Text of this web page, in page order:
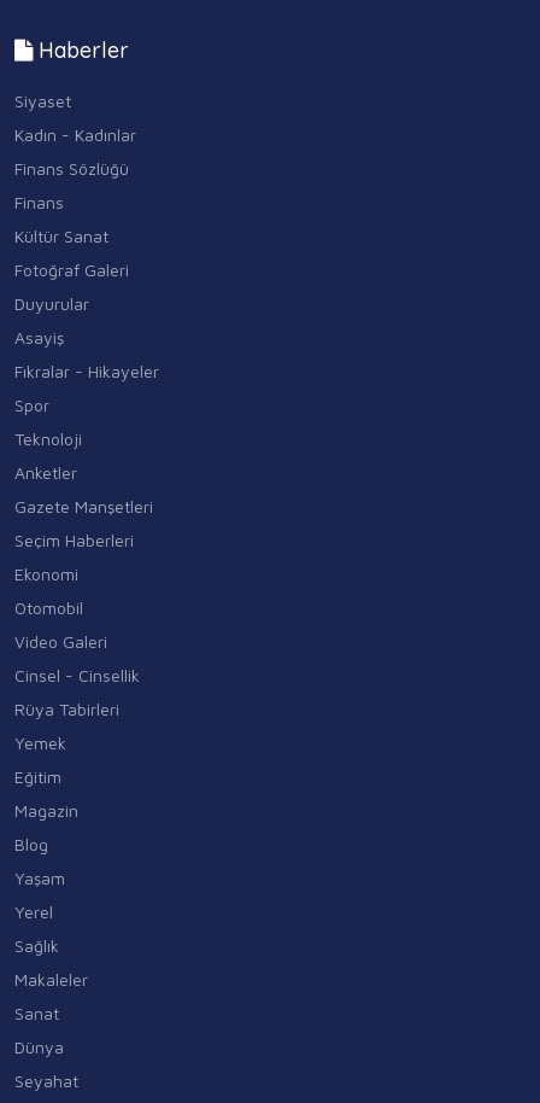
Haberler
Siyaset
Kadın - Kadınlar
Finans Sözlüğü
Finans
Kültür Sanat
Fotoğraf Galeri
Duyurular
Asayiş
Fıkralar - Hikayeler
Spor
Teknoloji
Anketler
Gazete Manşetleri
Seçim Haberleri
Ekonomi
Otomobil
Video Galeri
Cinsel - Cinsellik
Rüya Tabirleri
Yemek
Eğitim
Magazin
Blog
Yaşam
Yerel
Sağlık
Makaleler
Sanat
Dünya
Seyahat